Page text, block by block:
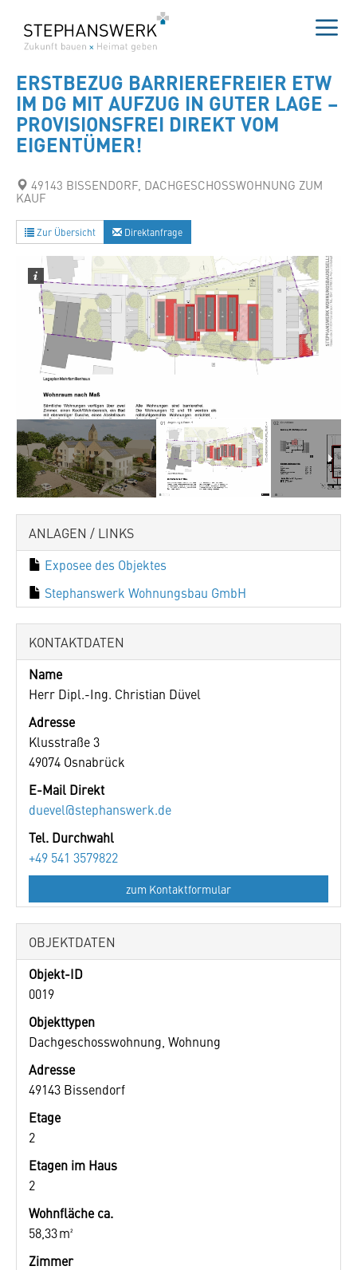
Inhalt
springen
ERSTBEZUG BARRIEREFREIER ETW
IM DG MIT AUFZUG IN GUTER LAGE –
PROVISIONSFREI DIREKT VOM
EIGENTÜMER!
49143 BISSENDORF, DACHGESCHOSSWOHNUNG ZUM
KAUF
Zur Übersicht Direktanfrage
ANLAGEN / LINKS
Exposee des Objektes
Stephanswerk Wohnungsbau GmbH
KONTAKTDATEN
Name
Herr Dipl.-Ing. Christian Düvel
Adresse
Klusstraße 3
49074 Osnabrück
E-Mail Direkt
duevel@stephanswerk.de
Tel. Durchwahl
+49 541 3579822
zum Kontaktformular
OBJEKTDATEN
Objekt-ID
0019
Objekttypen
Dachgeschosswohnung, Wohnung
Adresse
49143 Bissendorf
Etage
2
Etagen im Haus
2
Wohnfläche ca.
58,33 m²
Zimmer